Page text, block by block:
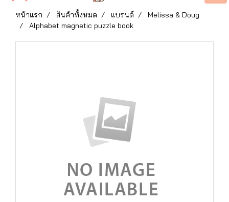
หน้าแรก สินค้าทั้งหมด แบรนด์
Melissa & Doug
Alphabet magnetic puzzle book